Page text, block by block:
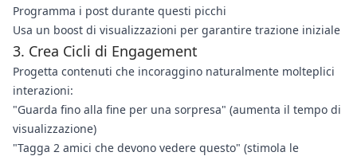
Programma i post durante questi picchi
Usa un boost di visualizzazioni per garantire trazione iniziale
3. Crea Cicli di Engagement
Progetta contenuti che incoraggino naturalmente molteplici
interazioni:
"Guarda fino alla fine per una sorpresa" (aumenta il tempo di
visualizzazione)
"Tagga 2 amici che devono vedere questo" (stimola le